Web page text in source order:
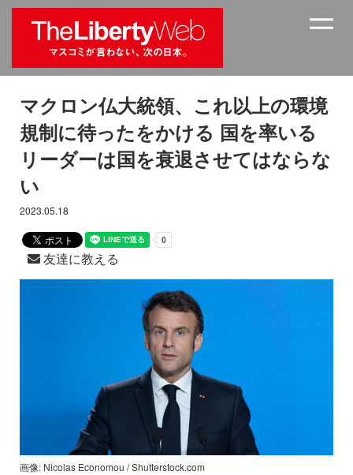
マクロン仏大統領、これ以上の環境
規制に待ったをかける 国を率いる
リーダーは国を衰退させてはならな
い
2023.05.18
友達に教える
画像: Nicolas Economou / Shutterstock.com